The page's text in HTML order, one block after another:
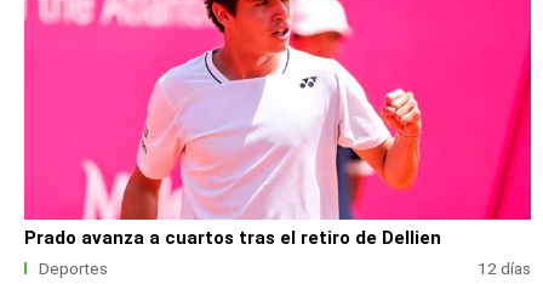
Prado avanza a cuartos tras el retiro de Dellien
Deportes 12 días